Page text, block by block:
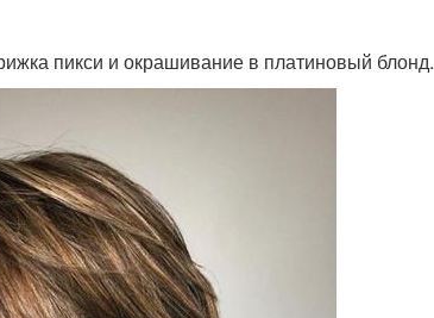
пикси и окрашивание в платиновый блонд.